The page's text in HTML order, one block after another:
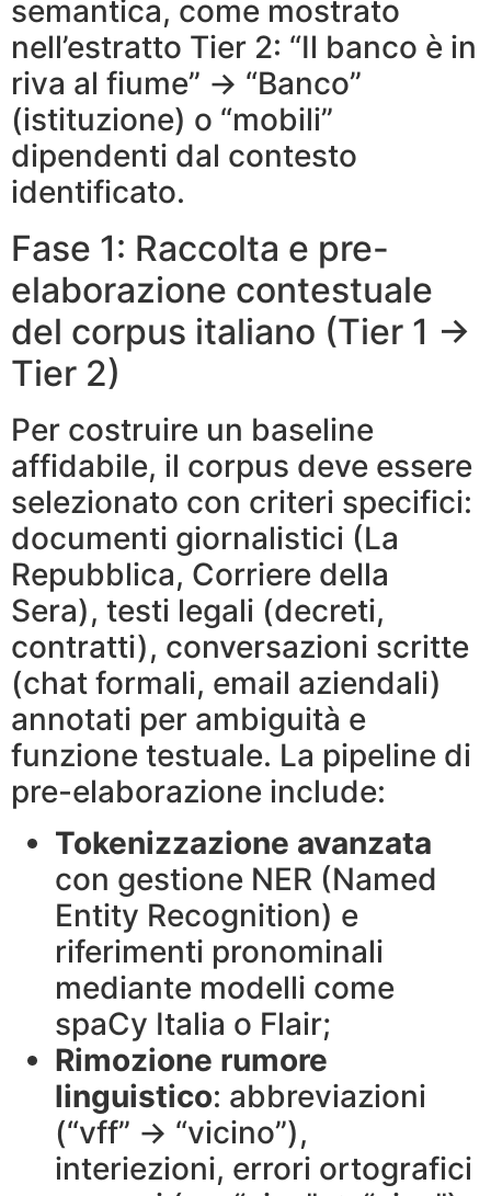
semantica, come mostrato
nell’estratto Tier 2: “Il banco è in
riva al fiume” → “Banco”
(istituzione) o “mobili”
dipendenti dal contesto
identificato.
Fase 1: Raccolta e pre-
elaborazione contestuale
del corpus italiano (Tier 1 →
Tier 2)
Per costruire un baseline
affidabile, il corpus deve essere
selezionato con criteri specifici:
documenti giornalistici (La
Repubblica, Corriere della
Sera), testi legali (decreti,
contratti), conversazioni scritte
(chat formali, email aziendali)
annotati per ambiguità e
funzione testuale. La pipeline di
pre-elaborazione include:
Tokenizzazione avanzata
con gestione NER (Named
Entity Recognition) e
riferimenti pronominali
mediante modelli come
spaCy Italia o Flair;
Rimozione rumore
linguistico: abbreviazioni
(“vff” → “vicino”),
interiezioni, errori ortografici